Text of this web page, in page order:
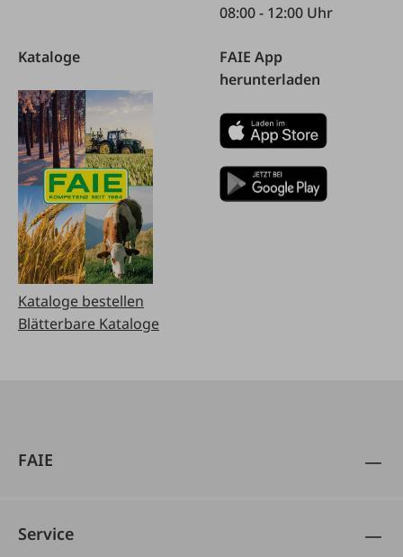
08:00 - 12:00 Uhr
Kataloge
Kataloge bestellen
Blätterbare Kataloge
FAIE App
herunterladen
FAIE
Service